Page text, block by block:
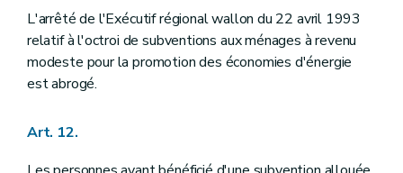
L'arrêté de l'Exécutif régional wallon du 22 avril 1993
relatif à l'octroi de subventions aux ménages à revenu
modeste pour la promotion des économies d'énergie
est abrogé.
Art. 12.